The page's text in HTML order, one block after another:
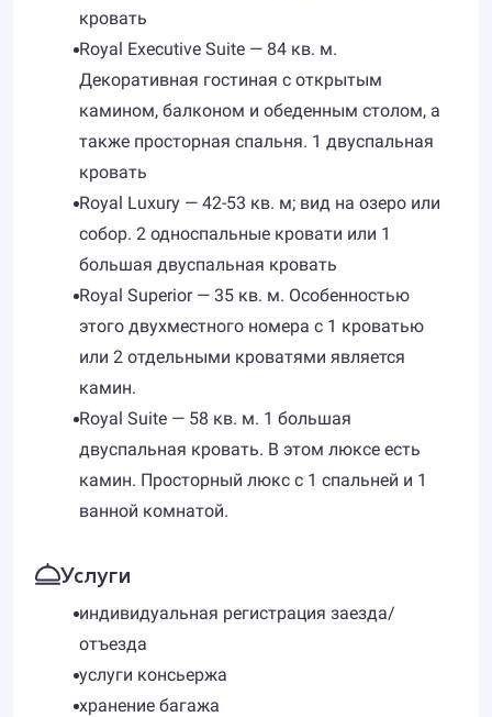
кровать
Royal Executive Suite — 84 кв. м.
Декоративная гостиная с открытым
камином, балконом и обеденным столом, а
также просторная спальня. 1 двуспальная
кровать
Royal Luxury — 42-53 кв. м; вид на озеро или
собор. 2 односпальные кровати или 1
большая двуспальная кровать
Royal Superior — 35 кв. м. Особенностью
этого двухместного номера с 1 кроватью
или 2 отдельными кроватями является
камин.
Royal Suite — 58 кв. м. 1 большая
двуспальная кровать. В этом люксе есть
камин. Просторный люкс с 1 спальней и 1
ванной комнатой.
Услуги
индивидуальная регистрация заезда/
отъезда
услуги консьержа
хранение багажа